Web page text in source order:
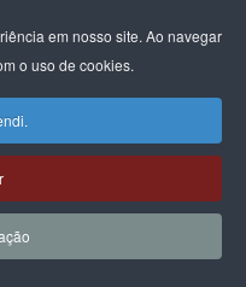
em nosso site. Ao navegar
o uso de cookies.